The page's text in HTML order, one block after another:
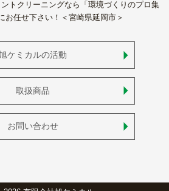
トクリーニングなら「環境づくりのプロ集
お任せ下さい！＜宮崎県延岡市＞
旭ケミカルの活動
取扱商品
お問い合わせ